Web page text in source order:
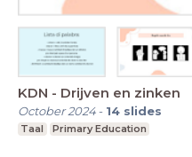
KDN - Drijven en zinken
October 2024- 14 slides
Taal Primary Education